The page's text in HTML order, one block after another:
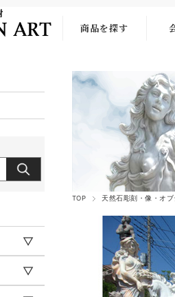
商品を探す
TOP 天然石彫刻・像・オブ